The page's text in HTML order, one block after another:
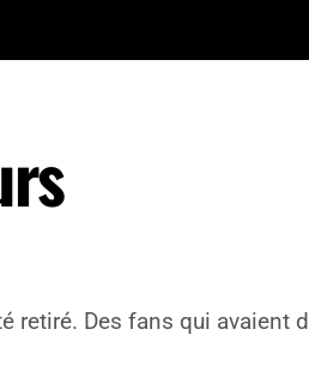
retiré. Des fans qui avaient